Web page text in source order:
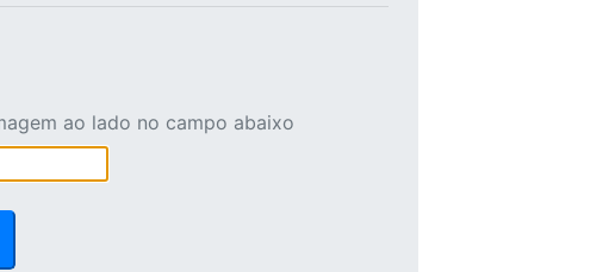
ao lado no campo abaixo